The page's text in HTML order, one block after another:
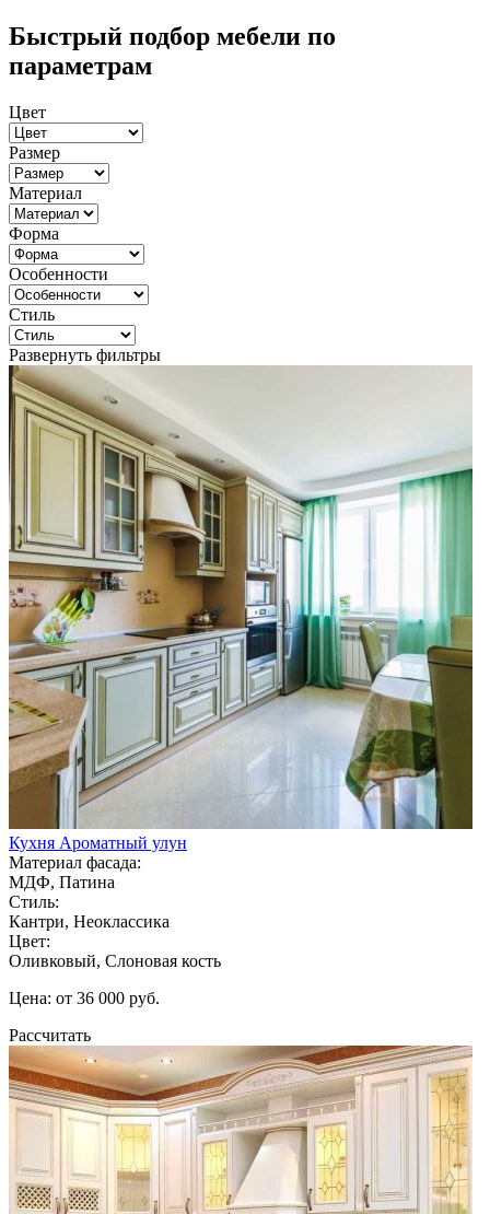
Быстрый подбор мебели по
параметрам
Цвет
Размер
Материал
Форма
Особенности
Стиль
Развернуть фильтры
Кухня Ароматный улун
Материал фасада:
МДФ, Патина
Стиль:
Кантри, Неоклассика
Цвет:
Оливковый, Слоновая кость
Цена: от 36 000 руб.
Рассчитать